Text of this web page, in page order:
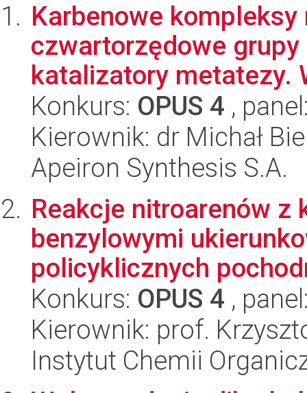
Karbenowe
czwartorzędowe
katalizatory metatezy.
Konkurs: OPUS 4 ,
Kierownik: dr Michał
Apeiron Synthesis S.A.
Reakcje nitroarenów z
benzylowymi
policyklicznych
Konkurs: OPUS 4 ,
Kierownik: prof.
Instytut Chemii